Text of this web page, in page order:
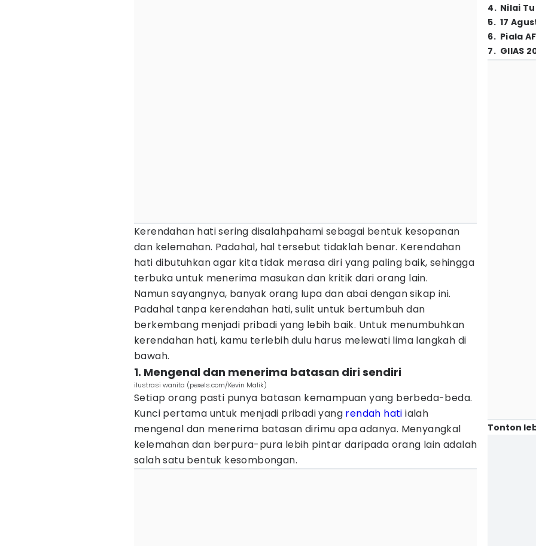
Kerendahan hati sering disalahpahami sebagai bentuk kesopanan
dan kelemahan. Padahal, hal tersebut tidaklah benar. Kerendahan
hati dibutuhkan agar kita tidak merasa diri yang paling baik, sehingga
terbuka untuk menerima masukan dan kritik dari orang lain.
Namun sayangnya, banyak orang lupa dan abai dengan sikap ini.
Padahal tanpa kerendahan hati, sulit untuk bertumbuh dan
berkembang menjadi pribadi yang lebih baik. Untuk menumbuhkan
kerendahan hati, kamu terlebih dulu harus melewati lima langkah di
bawah.
1. Mengenal dan menerima batasan diri sendiri
ilustrasi wanita (pexels.com/Kevin Malik)
Setiap orang pasti punya batasan kemampuan yang berbeda-beda.
Kunci pertama untuk menjadi pribadi yang rendah hati ialah
mengenal dan menerima batasan dirimu apa adanya. Menyangkal
kelemahan dan berpura-pura lebih pintar daripada orang lain adalah
salah satu bentuk kesombongan.
4. Nilai
5. 17
6. Piala
7. GIIAS
Tonton